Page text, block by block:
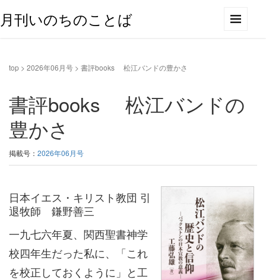
月刊いのちのことば
top > 2026年06月号 > 書評books 松江バンドの豊かさ
書評books 松江バンドの
豊かさ
掲載号： 2026年06月号
日本イエス・キリスト教団 引
退牧師 鎌野善三
一九七六年夏、関西聖書神学
校四年生だった私に、「これ
を校正しておくように」と工